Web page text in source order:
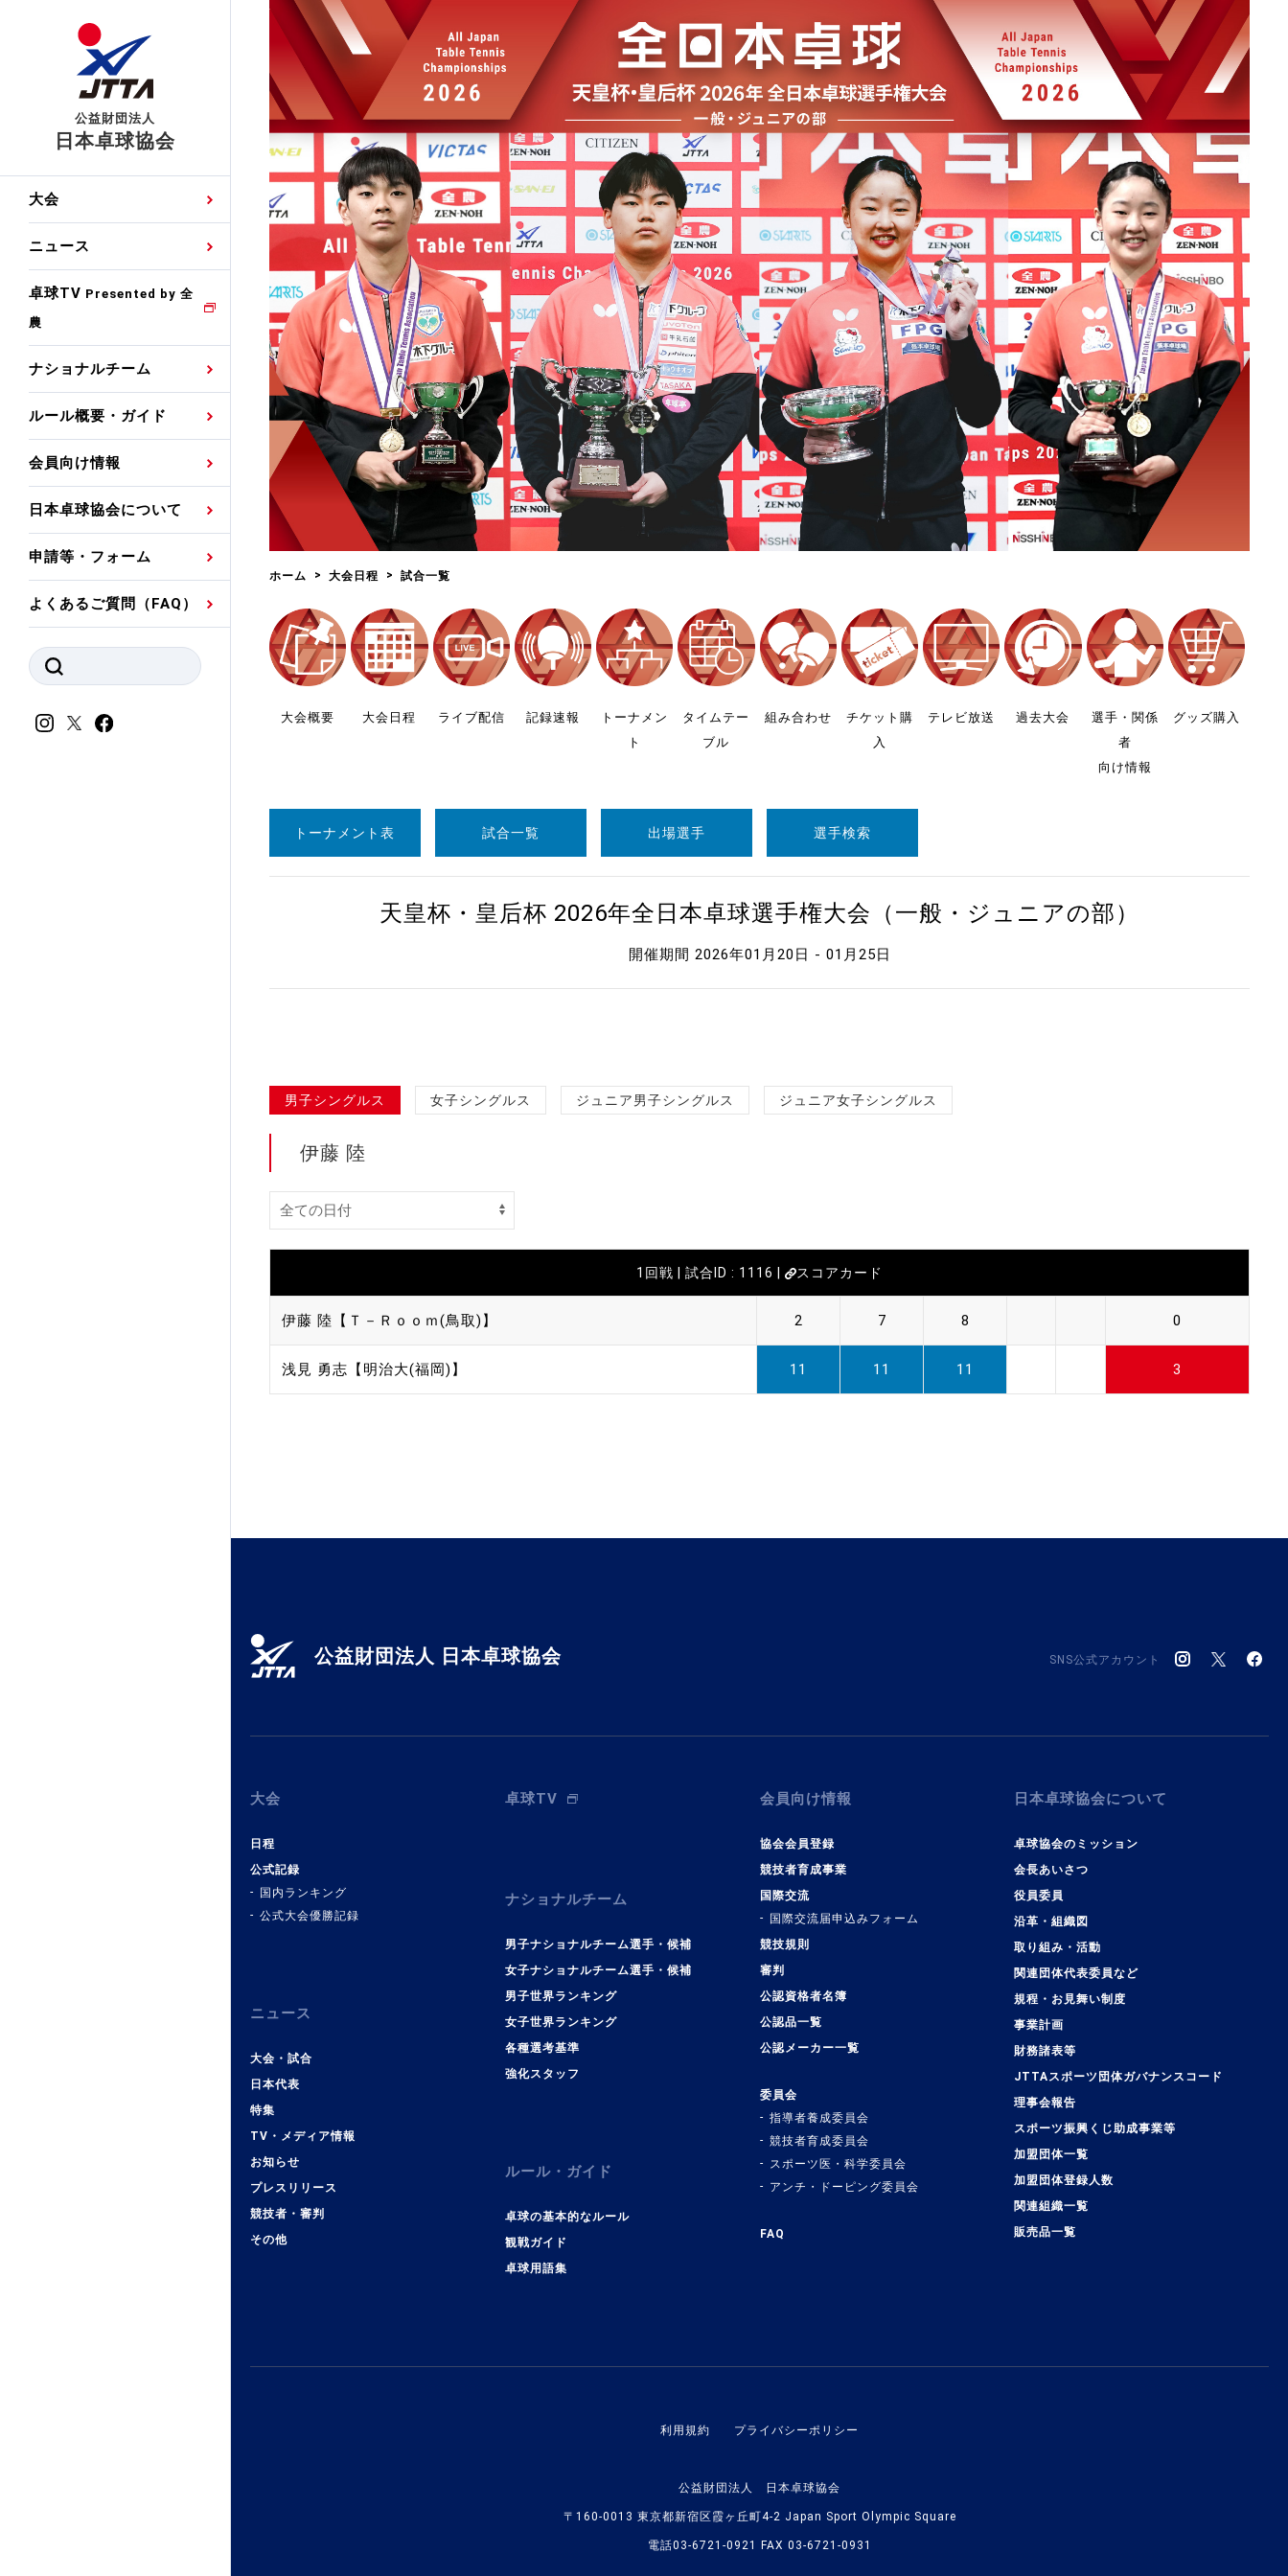
公益財団法人
日本卓球協会
大会 日程
公式記録
国内ランキング
公式大会優勝記録
ニュース
大会・試合
日本代表
特集
TV・メディア情報
お知らせ
プレスリリース
競技者(パスウェイ)・審判
その他
卓球TV Presented by 全
農
ナショナルチーム
男子ナショナルチーム選
手・候補
女子ナショナルチーム選
手・候補
男子世界ランキング
女子世界ランキング
各種選考基準
強化スタッフ
ルール概要・ガイド
卓球の基本的なルール
競技規則
観戦ガイド
卓球用語集
スポーツ栄養カルタ
会員向け情報
協会会員登録
ゼッケンについて
競技者育成事業
審判
指導者
公認資格者名簿
公認品一覧
公認メーカー一覧
委員会
指導者養成委員会
競技者育成委員会
スポーツ医・科学委員会
日本卓球協会について
卓球協会のミッション
会長あいさつ
役員委員
沿革・組織図
取り組み・活動
関連団体代表委員など
規程・お見舞い制度
ハンドブックデータ
事業計画・事業報告
財務諸表等
JTTAスポーツ団体ガバナ
ンスコード
販売品一覧
申請等・フォーム
国際交流届申込みフォーム
国際大会自主参加申請
競技ウエア広告申請
競技ウエアチーム名申請
日本卓球ルールのお問い合
わせ
審判員ネームプレート制作
申込
よくあるご質問（FAQ）
ホーム 大会日程 試合一覧
大会概要 大会日程 ライブ配信 記録速報
トーナメン
ト
タイムテー
ブル
組み合わせ
チケット購
入
テレビ放送 過去大会
選手・関係
者
向け情報
グッズ購入
トーナメント表 試合一覧 出場選手 選手検索
天皇杯・皇后杯 2026年全日本卓球選手権大会（一般・ジュニアの部）
開催期間 2026年01月20日 - 01月25日
男子シングルス 女子シングルス ジュニア男子シングルス ジュニア女子シングルス
伊藤 陸
1回戦 | 試合ID : 1116 | スコアカード
伊藤 陸【Ｔ－Ｒｏｏｍ(鳥取)】 2 7 8 0
浅見 勇志【明治大(福岡)】 11 11 11 3
公益財団法人 日本卓球協会 SNS公式アカウント
大会
日程
公式記録
国内ランキング
公式大会優勝記録
ニュース
大会・試合
日本代表
特集
TV・メディア情報
お知らせ
プレスリリース
競技者・審判
その他
卓球TV
ナショナルチーム
男子ナショナルチーム選手・候補
女子ナショナルチーム選手・候補
男子世界ランキング
女子世界ランキング
各種選考基準
強化スタッフ
ルール・ガイド
卓球の基本的なルール
観戦ガイド
卓球用語集
会員向け情報
協会会員登録
競技者育成事業
国際交流
国際交流届申込みフォーム
競技規則
審判
公認資格者名簿
公認品一覧
公認メーカー一覧
委員会
指導者養成委員会
競技者育成委員会
スポーツ医・科学委員会
アンチ・ドーピング委員会
FAQ
日本卓球協会について
卓球協会のミッション
会長あいさつ
役員委員
沿革・組織図
取り組み・活動
関連団体代表委員など
規程・お見舞い制度
事業計画
財務諸表等
JTTAスポーツ団体ガバナンスコード
理事会報告
スポーツ振興くじ助成事業等
加盟団体一覧
加盟団体登録人数
関連組織一覧
販売品一覧
利用規約 プライバシーポリシー
公益財団法人 日本卓球協会
〒160-0013 東京都新宿区霞ヶ丘町4-2 Japan Sport Olympic Square
電話03-6721-0921 FAX 03-6721-0931